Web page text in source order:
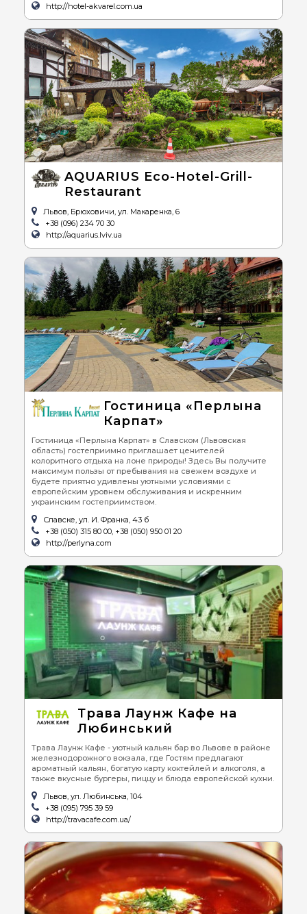
http://hotel-akvarel.com.ua
AQUARIUS Eco-Hotel-Grill-
Restaurant
Львов, Брюховичи, ул. Макаренка, 6
+38 (096) 234 70 30
http://aquarius.lviv.ua
Гостиница «Перлына
Карпат»
Гостиница «Перлына Карпат» в Славском (Львовская
область) гостеприимно приглашает ценителей
колоритного отдыха на лоне природы! Здесь Вы получите
максимум пользы от пребывания на свежем воздухе и
будете приятно удивлены уютными условиями с
европейским уровнем обслуживания и искренним
украинским гостеприимством.
Славске, ул. И. Франка, 43 б
+38 (050) 315 80 00, +38 (050) 950 01 20
http://perlyna.com
Трава Лаунж Кафе на
Любинський
Трава Лаунж Кафе - уютный кальян бар во Львове в районе
железнодорожного вокзала, где Гостям предлагают
ароматный кальян, богатую карту коктейлей и алкоголя, а
также вкусные бургеры, пиццу и блюда европейской кухни.
Львов, ул. Любинська, 104
+38 (095) 795 39 59
http://travacafe.com.ua/